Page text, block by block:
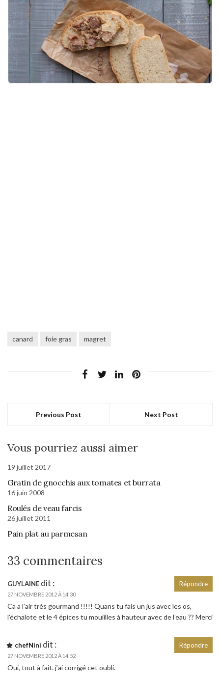
canard foie gras magret
Previous Post Next Post
Vous pourriez aussi aimer
19 juillet 2017
Gratin de gnocchis aux tomates et burrata
16 juin 2008
Roulés de veau farcis
26 juillet 2011
Pain plat au parmesan
33 commentaires
GUYLAINE dit :
27 NOVEMBRE 2012 À 14:30
Ca a l’air très gourmand !!!!! Quans tu fais un jus avec les os,
l’échalote et le 4 épices tu mouiilles à hauteur avec de l’eau ?? Merci
Répondre
chefNini dit :
27 NOVEMBRE 2012 À 14:52
Oui, tout à fait. j’ai corrigé cet oubli.
Répondre